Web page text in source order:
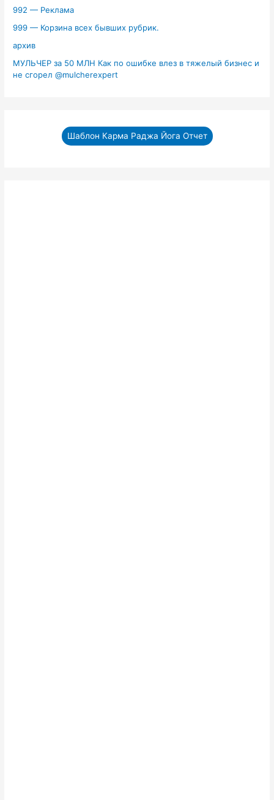
992 — Реклама
999 — Корзина всех бывших рубрик.
архив
МУЛЬЧЕР за 50 МЛН Как по ошибке влез в тяжелый бизнес и
не сгорел ‪@mulcherexpert‬​
Шаблон Карма Раджа Йога Отчет